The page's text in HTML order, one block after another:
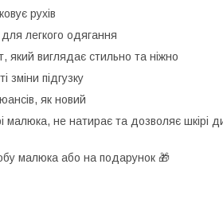
рухів
легкого одягання
виглядає стильно та ніжно
зміни підгузку
як новий
малюка, не натирає та дозволяє шкірі
малюка або на подарунок 🎁